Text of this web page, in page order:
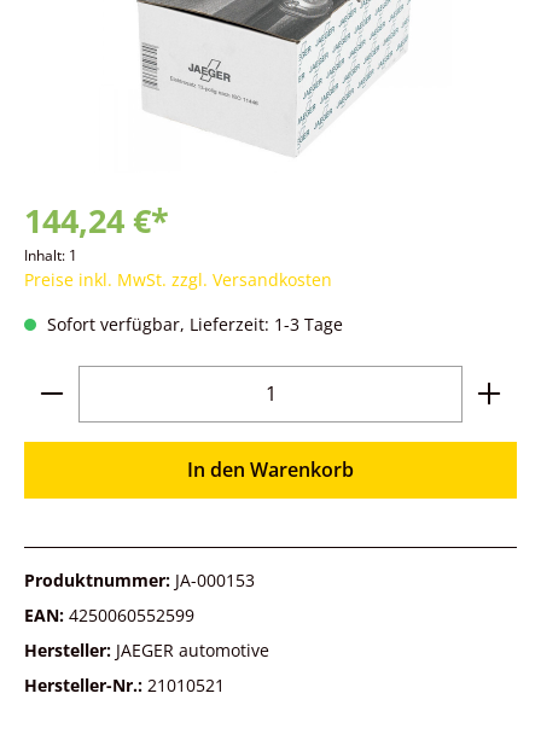
144,24 €*
Inhalt: 1
Preise inkl. MwSt. zzgl. Versandkosten
Sofort verfügbar, Lieferzeit: 1-3 Tage
Produkt Anzahl: Gib den gewünschten
In den Warenkorb
Produktnummer: JA-000153
EAN: 4250060552599
Hersteller: JAEGER automotive
Hersteller-Nr.: 21010521